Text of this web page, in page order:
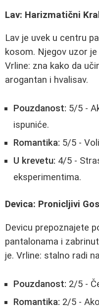
Lav: Harizmatični
Lav je uvek u centru
kosom. Njegov uzor
Vrline: zna kako da
arogantan i hvalisav.
Pouzdanost: 5/5 -
ispuniće.
Romantika: 5/5 -
U krevetu: 4/5 -
eksperimentima.
Devica: Pronicljivi
Devicu prepoznajete
pantalonama i
je. Vrline: stalno radi
Pouzdanost: 2/5 -
Romantika: 2/5 -